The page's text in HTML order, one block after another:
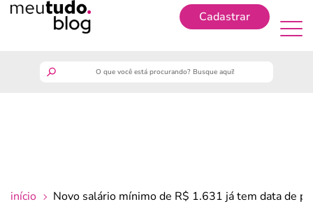
Cadastrar
início Novo salário mínimo de R$ 1.631 já tem data de